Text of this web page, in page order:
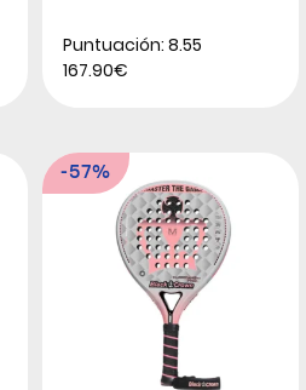
Puntuación: 8.55
167.90€
-57%